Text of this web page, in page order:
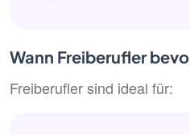
Wann Freiberufler
Freiberufler sind ideal für: